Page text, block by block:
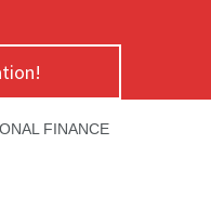
FINANCE